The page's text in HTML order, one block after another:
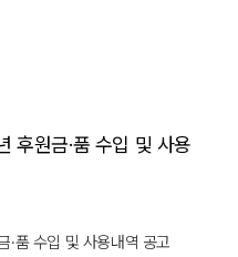
후원금·품 수입 및 사용
품 수입 및 사용내역 공고